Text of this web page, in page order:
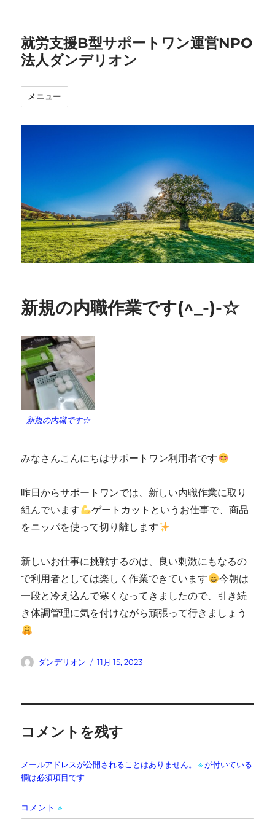
就労支援B型サポートワン運営NPO
法人ダンデリオン
メニュー
新規の内職作業です(^_-)-☆
新規の内職です☆
みなさんこんにちはサポートワン利用者です
昨日からサポートワンでは、新しい内職作業に取り
組んでいます
ゲートカットというお仕事で、商品
をニッパを使って切り離します
新しいお仕事に挑戦するのは、良い刺激にもなるの
で利用者としては楽しく作業できています
今朝は
一段と冷え込んで寒くなってきましたので、引き続
き体調管理に気を付けながら頑張って行きましょう
投
ダンデリオン
投
11月 15, 2023
コメントを残す
メールアドレスが公開されることはありません。 ※が付いている
欄は必須項目です
コメント※